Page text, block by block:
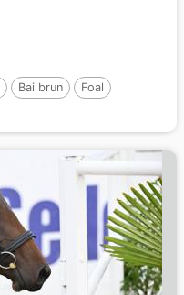
Bai brun
Foal